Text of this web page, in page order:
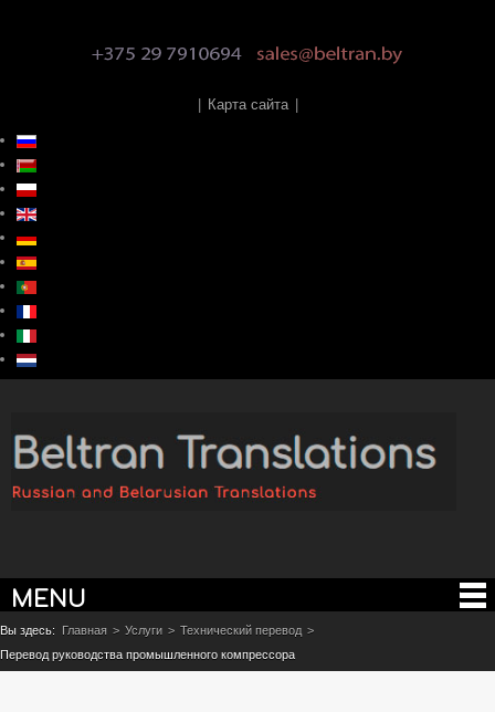
Карта сайта
MENU
Вы здесь: Главная > Услуги > Технический перевод >
Перевод руководства промышленного компрессора